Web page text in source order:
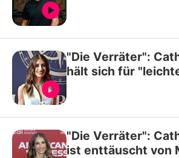
"Die Verräter":
hält sich für
"Die Verräter":
ist enttäuscht von